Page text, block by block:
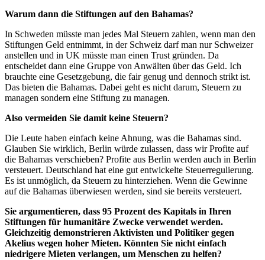
Warum dann die Stiftungen auf den Bahamas?
In Schweden müsste man jedes Mal Steuern zahlen, wenn man den
Stiftungen Geld entnimmt, in der Schweiz darf man nur Schweizer
anstellen und in UK müsste man einen Trust gründen. Da
entscheidet dann eine Gruppe von Anwälten über das Geld. Ich
brauchte eine Gesetzgebung, die fair genug und dennoch strikt ist.
Das bieten die Bahamas. Dabei geht es nicht darum, Steuern zu
managen sondern eine Stiftung zu managen.
Also vermeiden Sie damit keine Steuern?
Die Leute haben einfach keine Ahnung, was die Bahamas sind.
Glauben Sie wirklich, Berlin würde zulassen, dass wir Profite auf
die Bahamas verschieben? Profite aus Berlin werden auch in Berlin
versteuert. Deutschland hat eine gut entwickelte Steuerregulierung.
Es ist unmöglich, da Steuern zu hinterziehen. Wenn die Gewinne
auf die Bahamas überwiesen werden, sind sie bereits versteuert.
Sie argumentieren, dass 95 Prozent des Kapitals in Ihren
Stiftungen für humanitäre Zwecke verwendet werden.
Gleichzeitig demonstrieren Aktivisten und Politiker gegen
Akelius wegen hoher Mieten. Könnten Sie nicht einfach
niedrigere Mieten verlangen, um Menschen zu helfen?